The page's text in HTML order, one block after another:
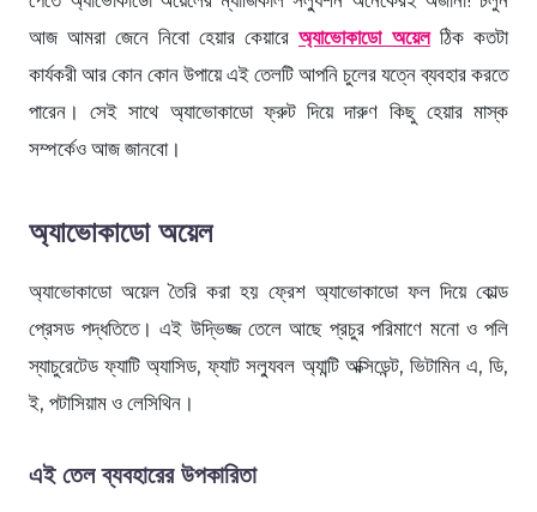
আজ আমরা জেনে নিবো হেয়ার কেয়ারে অ্যাভোকাডো অয়েলঠিক কতটা
কার্যকরী আর কোন কোন উপায়ে এই তেলটি আপনি চুলের যত্নে ব্যবহার করতে
পারেন। সেই সাথে অ্যাভোকাডো ফ্রুট দিয়ে দারুণ কিছু হেয়ার মাস্ক
সম্পর্কেও আজ জানবো।
অ্যাভোকাডো অয়েল
অ্যাভোকাডো অয়েল তৈরি করা হয় ফ্রেশ অ্যাভোকাডো ফল দিয়ে কোল্ড
প্রেসড পদ্ধতিতে। এই উদ্ভিজ্জ তেলে আছে প্রচুর পরিমাণে মনো ও পলি
স্যাচুরেটেড ফ্যাটি অ্যাসিড, ফ্যাট সল্যুবল অ্যান্টি অক্সিডেন্ট, ভিটামিন এ, ডি,
ই, পটাসিয়াম ও লেসিথিন।
এই তেল ব্যবহারের উপকারিতা